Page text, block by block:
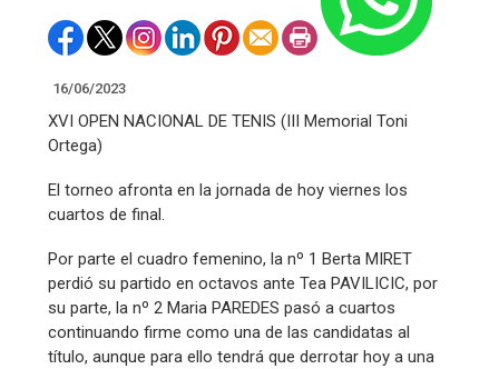
16/06/2023
XVI OPEN NACIONAL DE TENIS (III Memorial Toni
Ortega)
El torneo afronta en la jornada de hoy viernes los
cuartos de final.
Por parte el cuadro femenino, la nº 1 Berta MIRET
perdió su partido en octavos ante Tea PAVILICIC, por
su parte, la nº 2 Maria PAREDES pasó a cuartos
continuando firme como una de las candidatas al
título, aunque para ello tendrá que derrotar hoy a una